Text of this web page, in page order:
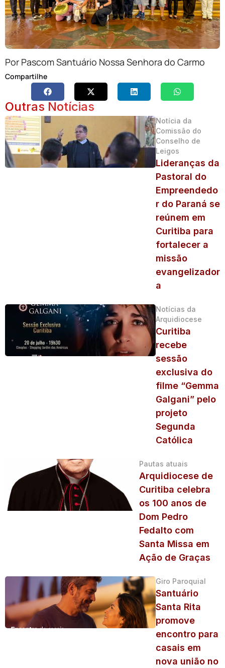
Por Pascom Santuário Nossa Senhora do Carmo
Compartilhe
Outras Notícias
Notícia da
Comissão do
Conselho de
Leigos
Lideranças da
Pastoral do
Empreendedo
r do Paraná se
reúnem em
Curitiba para
fortalecer a
missão
evangelizador
a
Notícias da
Arquidiocese
Curitiba
recebe
sessão
exclusiva do
filme “Gemma
Galgani” pelo
projeto
Segunda
Católica
Pautas atuais
Arquidiocese de
Curitiba celebra
os 100 anos de
Dom Pedro
Fedalto com
Santa Missa em
Ação de Graças
Giro Paroquial
Santuário
Santa Rita
promove
encontro para
casais em
nova união no